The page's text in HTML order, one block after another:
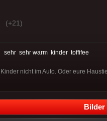
(+21)
sehr sehr warm kinder toffifee
nicht im Auto. Oder eure
Bilder